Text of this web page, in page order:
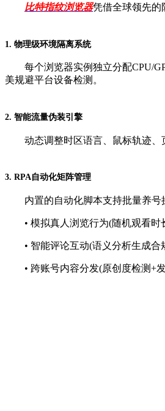
比特指纹浏览器凭借全球领先的
1. 物理级环境隔离系统
每个浏览器实例独立分配CPU/
美规避平台设备检测。
2. 智能流量伪装引擎
动态调整时区语言、鼠标轨迹、页
3. RPA自动化矩阵管理
内置的自动化脚本支持批量养号
• 模拟真人浏览行为(随机观看时
• 智能评论互动(语义分析生成合
• 跨账号内容分发(原创度检测+